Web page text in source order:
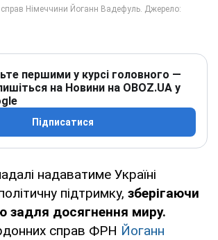
першими у курсі головного —
на Новини на OBOZ.UA у
Підписатися
надаватиме Україні
підтримку, зберігаючи
задля досягнення миру.
справ ФРН Йоганн